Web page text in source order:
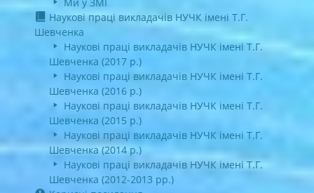
Наукові праці викладачів НУЧК імені Т.Г.
Шевченка
Наукові праці викладачів НУЧК імені Т.Г.
Шевченка (2017 р.)
Наукові праці викладачів НУЧК імені Т.Г.
Шевченка (2016 р.)
Наукові праці викладачів НУЧК імені Т.Г.
Шевченка (2015 р.)
Наукові праці викладачів НУЧК імені Т.Г.
Шевченка (2014 р.)
Наукові праці викладачів НУЧК імені Т.Г.
Шевченка (2012-2013 рр.)